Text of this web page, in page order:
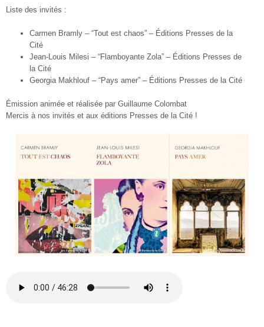
Liste des invités :
Carmen Bramly – “Tout est chaos” – Éditions Presses de la
Cité
Jean-Louis Milesi – “Flamboyante Zola” – Éditions Presses de
la Cité
Georgia Makhlouf – “Pays amer” – Éditions Presses de la Cité
Émission animée et réalisée par Guillaume Colombat
Mercis à nos invités et aux éditions Presses de la Cité !